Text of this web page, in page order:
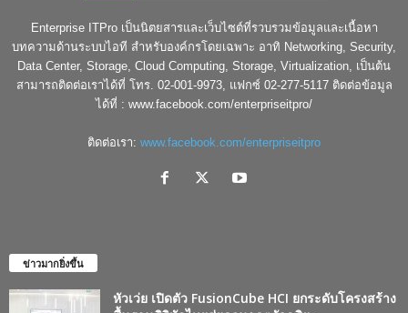
Enterprise ITPro เป็นนิตยสารและเว็บไซต์ที่รวบรวมข้อมูลและเนื้อหา
บทความด้านระบบไอที สำหรับองค์กรโดยเฉพาะ อาทิ Networking, Security,
Data Center, Storage, Cloud Computing, Storage, Virtualization, เป็นต้น
สามารถติดต่อเราได้ที่ โทร. 02-001-9973, แฟกซ์ 02-277-5117 ติดต่อข้อมูล
ได้ที่ : www.facebook.com/enterpriseitpro/
ติดต่อเรา: www.facebook.com/enterpriseitpro
ข่าวมากยิ่งขึ้น
หัวเว่ย เปิดตัว FusionCube HCI ยกระดับโครงสร้าง